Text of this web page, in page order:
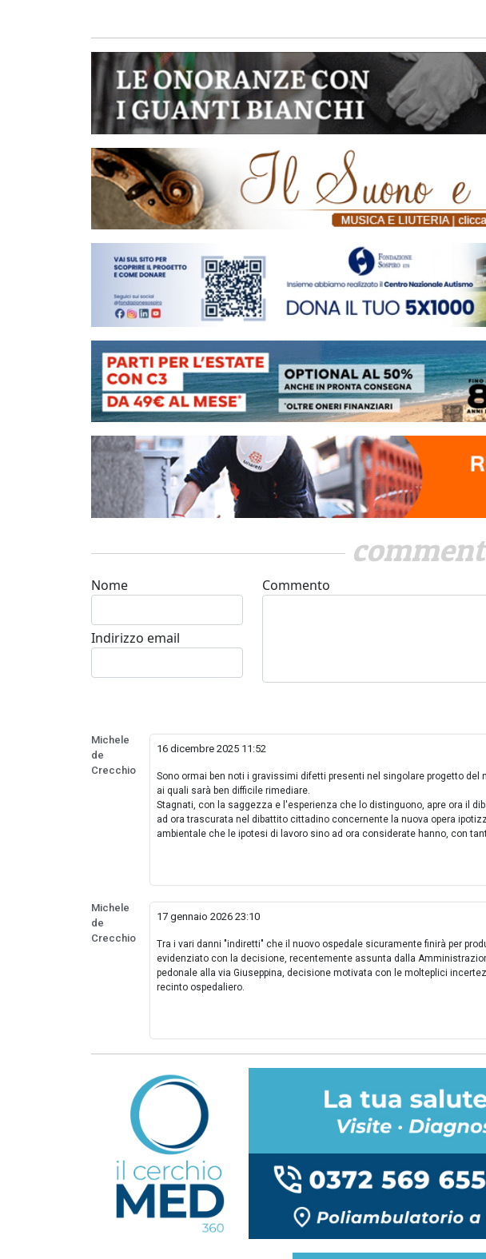
Nome
Indirizzo email
Commento
Michele
de
Crecchio
16 dicembre 2025 11:52
Sono ormai ben noti i gravissimi difetti presenti nel singolare progetto
ai quali sarà ben difficile rimediare.
Stagnati, con la saggezza e l'esperienza che lo distinguono, apre ora il
ad ora trascurata nel dibattito cittadino concernente la nuova opera
ambientale che le ipotesi di lavoro sino ad ora considerate hanno, con
Michele
de
Crecchio
17 gennaio 2026 23:10
Tra i vari danni "indiretti" che il nuovo ospedale sicuramente finirà per
evidenziato con la decisione, recentemente assunta dalla
pedonale alla via Giuseppina, decisione motivata con le molteplici
recinto ospedaliero.